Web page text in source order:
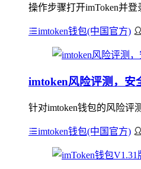
操作步骤打开imToken并
imtoken钱包(中国官方)
imtoken风险评测，安
针对imtoken钱包的风险评
imtoken钱包(中国官方)